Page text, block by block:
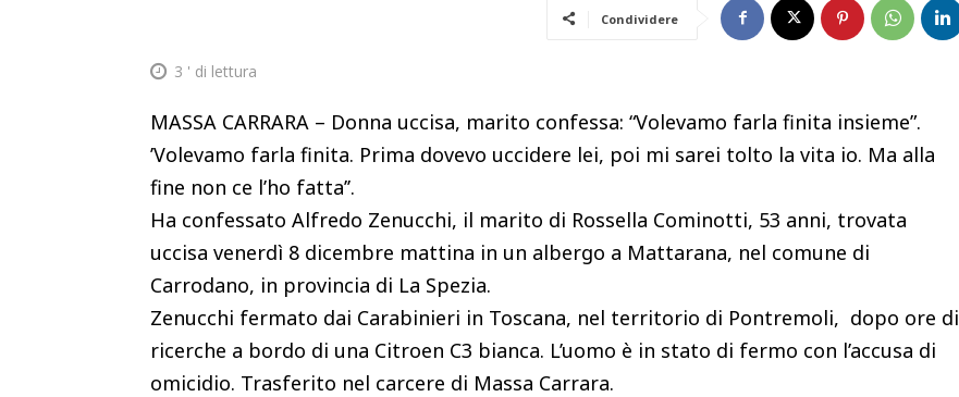
Condividere
3 ' di lettura
MASSA CARRARA – Donna uccisa, marito confessa: “Volevamo farla finita insieme”.
’Volevamo farla finita. Prima dovevo uccidere lei, poi mi sarei tolto la vita io. Ma alla
fine non ce l’ho fatta’’.
Ha confessato Alfredo Zenucchi, il marito di Rossella Cominotti, 53 anni, trovata
uccisa venerdì 8 dicembre mattina in un albergo a Mattarana, nel comune di
Carrodano, in provincia di La Spezia.
Zenucchi fermato dai Carabinieri in Toscana, nel territorio di Pontremoli, dopo ore di
ricerche a bordo di una Citroen C3 bianca. L’uomo è in stato di fermo con l’accusa di
omicidio. Trasferito nel carcere di Massa Carrara.